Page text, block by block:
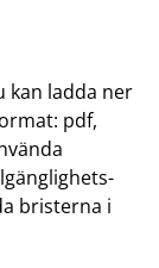
kan ladda ner
pdf,
bristerna i